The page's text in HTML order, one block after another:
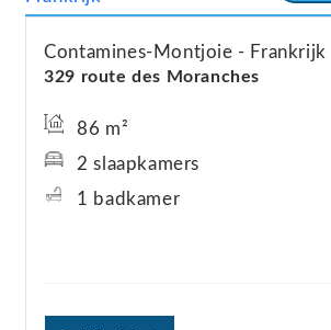
329 route des Moranches
Contamines-Montjoie Frankrijk
86 m²
2 slaapkamers
1 badkamer